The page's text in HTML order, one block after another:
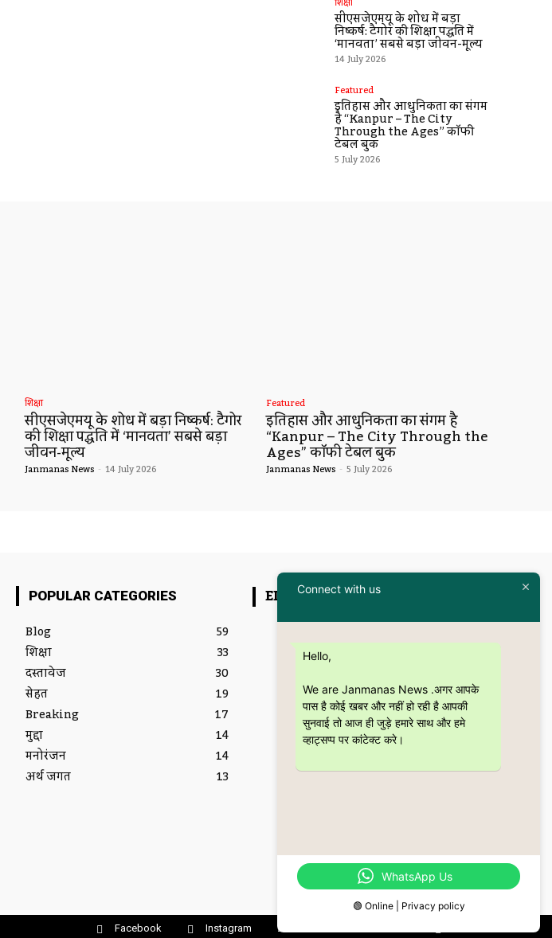
शिक्षा
सीएसजेएमयू के शोध में बड़ा
निष्कर्ष: टैगोर की शिक्षा पद्धति में
‘मानवता’ सबसे बड़ा जीवन-मूल्य
14 July 2026
Featured
इतिहास और आधुनिकता का संगम
है “Kanpur – The City
Through the Ages” कॉफी
टेबल बुक
5 July 2026
शिक्षा
सीएसजेएमयू के शोध में बड़ा निष्कर्ष: टैगोर
की शिक्षा पद्धति में ‘मानवता’ सबसे बड़ा
जीवन-मूल्य
Janmanas News - 14 July 2026
Featured
इतिहास और आधुनिकता का संगम है
“Kanpur – The City Through the
Ages” कॉफी टेबल बुक
Janmanas News - 5 July 2026
POPULAR CATEGORIES
Blog
59
शिक्षा
33
दस्तावेज
30
सेहत
19
Breaking
17
मुद्दा
14
मनोरंजन
14
अर्थ जगत
13
EDITOR PICKS
Featured
टेबल बुक
5 July 2026
शिक्षा
CSJMU, कानपुर द्वारा बना
‘जागरूकता पैमाना’ शोध की
28 June 2026
16 June 2026
Facebook Instagram
Connect with us
Hello,
We are Janmanas News .अगर आपके
पास है कोई खबर और नहीं हो रही है आपकी
सुनवाई तो आज ही जुड़े हमारे साथ और हमे
व्हाट्सप्प पर कांटेक्ट करे।
WhatsApp Us
🟢 Online | Privacy policy